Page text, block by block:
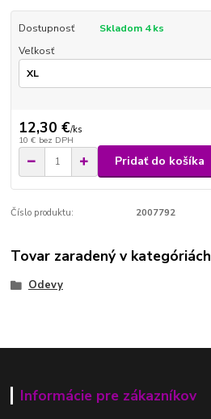
Dostupnosť
Skladom 4 ks
Veľkosť
12,30 €/ks
10 € bez DPH
Pridať do košíka
Číslo produktu: 2007792
Tovar zaradený v kategóriách
Odevy
Informácie pre zákazníkov